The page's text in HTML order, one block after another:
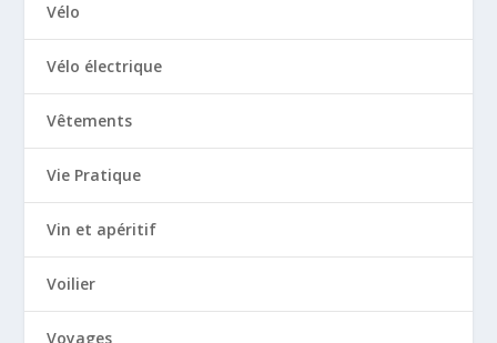
Vélo
Vélo électrique
Vêtements
Vie Pratique
Vin et apéritif
Voilier
Voyages